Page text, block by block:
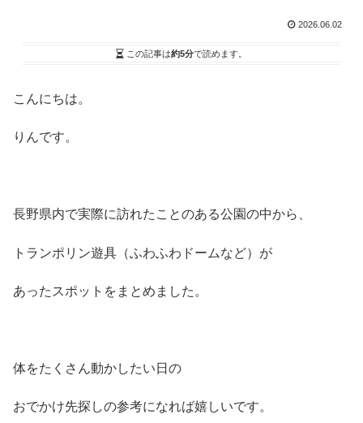
2026.06.02
この記事は約5分で読めます。
こんにちは。
りんです。
長野県内で実際に訪れたことのある公園の中から、
トランポリン遊具（ふわふわドームなど）が
あったスポットをまとめました。
体をたくさん動かしたい日の
おでかけ先探しの参考になれば嬉しいです。